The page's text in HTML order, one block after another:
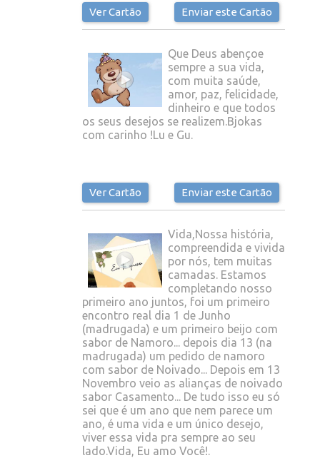
Ver Cartão Enviar este Cartão
Que Deus abençoe
sempre a sua vida,
com muita saúde,
amor, paz, felicidade,
dinheiro e que todos
os seus desejos se realizem.Bjokas
com carinho !Lu e Gu.
Ver Cartão Enviar este Cartão
Vida,Nossa história,
compreendida e vivida
por nós, tem muitas
camadas. Estamos
completando nosso
primeiro ano juntos, foi um primeiro
encontro real dia 1 de Junho
(madrugada) e um primeiro beijo com
sabor de Namoro... depois dia 13 (na
madrugada) um pedido de namoro
com sabor de Noivado... Depois em 13
Novembro veio as alianças de noivado
sabor Casamento... De tudo isso eu só
sei que é um ano que nem parece um
ano, é uma vida e um único desejo,
viver essa vida pra sempre ao seu
lado.Vida, Eu amo Você!.